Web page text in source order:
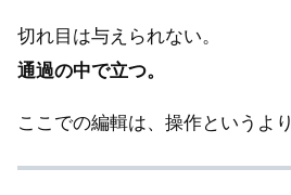
切れ目は与えられない。
通過の中で立つ。
ここでの編輯は、操作というより